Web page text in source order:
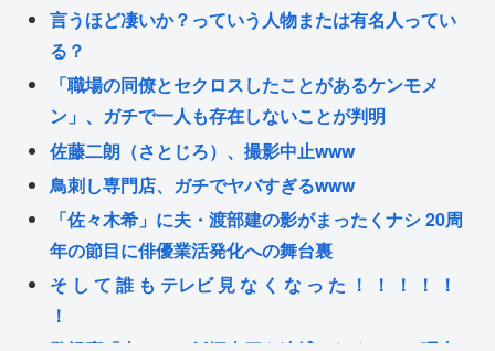
言うほど凄いか？っていう人物または有名人ってい
る？
「職場の同僚とセクロスしたことがあるケンモメ
ン」、ガチで一人も存在しないことが判明
佐藤二朗（さとじろ）、撮影中止www
鳥刺し専門店、ガチでヤバすぎるwww
「佐々木希」に夫・渡部建の影がまったくナシ 20周
年の節目に俳優業活発化への舞台裏
そ し て 誰 も テレビ 見 な く な っ た ！ ！ ！ ！ ！
！